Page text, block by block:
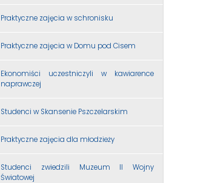
Praktyczne zajęcia w schronisku
Praktyczne zajęcia w Domu pod Cisem
Ekonomiści uczestniczyli w kawiarence
naprawczej
Studenci w Skansenie Pszczelarskim
Praktyczne zajęcia dla młodzieży
Studenci zwiedzili Muzeum II Wojny
Światowej